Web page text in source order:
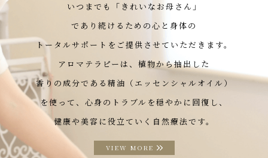
いつまでも「きれいなお母さん」
であり続けるための心と身体の
トータルサポートをご提供させていただきます。
アロマテラピーは、植物から抽出した
香りの成分である精油（エッセンシャルオイル）
を使って、心身のトラブルを穏やかに回復し、
健康や美容に役立ていく自然療法です。
VIEW MORE